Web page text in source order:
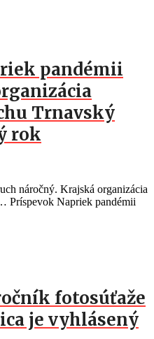
pandémii
Trnavský
rok
náročný. Krajská organizácia
Príspevok Napriek pandémii
fotosúťaže
je vyhlásený